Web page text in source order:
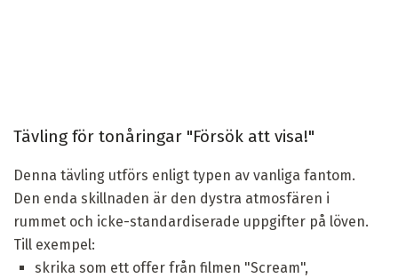
Tävling för tonåringar "Försök att visa!"
Denna tävling utförs enligt typen av vanliga fantom.
Den enda skillnaden är den dystra atmosfären i
rummet och icke-standardiserade uppgifter på löven.
Till exempel:
skrika som ett offer från filmen "Scream",